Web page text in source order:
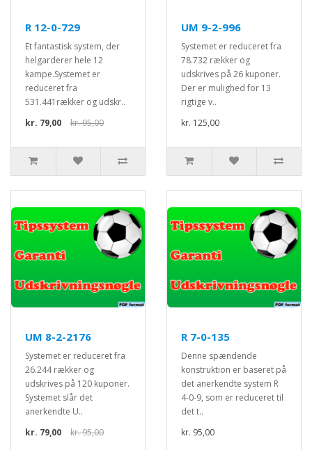
R 12-0-729
Et fantastisk system, der
helgarderer hele 12
kampe.Systemet er
reduceret fra
531.441rækker og udskr..
kr. 79,00
kr. 95,00
UM 9-2-996
Systemet er reduceret fra
78.732 rækker og
udskrives på 26 kuponer.
Der er mulighed for 13
rigtige v..
kr. 125,00
UM 8-2-2176
Systemet er reduceret fra
26.244 rækker og
udskrives på 120 kuponer.
Systemet slår det
anerkendte U..
kr. 79,00
kr. 95,00
R 7-0-135
Denne spændende
konstruktion er baseret på
det anerkendte system R
4-0-9, som er reduceret til
det t..
kr. 95,00